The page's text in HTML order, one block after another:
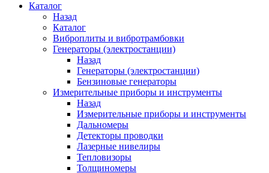
Каталог
Назад
Каталог
Виброплиты и вибротрамбовки
Генераторы (электростанции)
Назад
Генераторы (электростанции)
Бензиновые генераторы
Измерительные приборы и инструменты
Назад
Измерительные приборы и инструменты
Дальномеры
Детекторы проводки
Лазерные нивелиры
Тепловизоры
Толщиномеры